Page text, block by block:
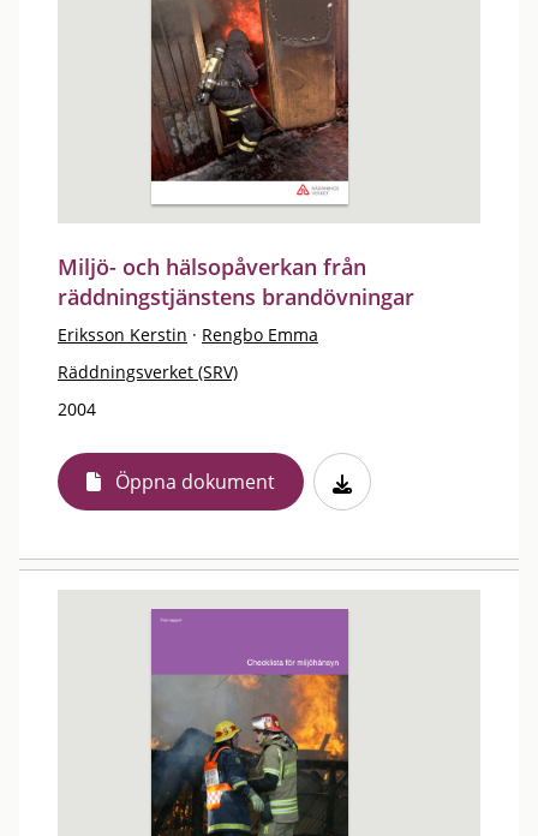
Miljö- och hälsopåverkan från
räddningstjänstens brandövningar
Eriksson Kerstin · Rengbo Emma
Räddningsverket (SRV)
2004
Öppna dokument